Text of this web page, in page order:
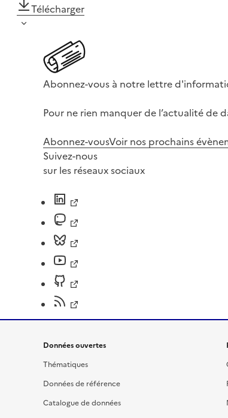
Télécharger
Abonnez-vous à notre lettre
Pour ne rien manquer de l’actualité de
Abonnez-vousVoir nos prochains
Suivez-nous
sur les réseaux sociaux
Données ouvertes
Thématiques
Données de référence
Catalogue de données